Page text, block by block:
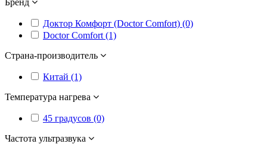
Бренд
Доктор Комфорт (Doctor Comfort) (0)
Doctor Comfort (1)
Страна-производитель
Китай (1)
Температура нагрева
45 градусов (0)
Частота ультразвука